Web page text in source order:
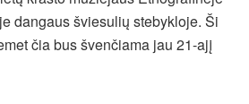
dangaus šviesulių stebykloje. Ši
čia bus švenčiama jau 21-ajį